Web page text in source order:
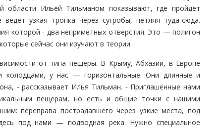
области Ильёй Тильманом показывают, где пройдёт
узкая тропка через сугробы, петляя туда-сюда.
которой - два неприметных отверстия. Это — полигон
сейчас они изучают в теории.
от типа пещеры. В Крыму, Абхазии, в Европе
колодцами, у нас — горизонтальные. Они длинные и
- рассказывает Илья Тильман. - Приглашённые нами
пещерам, но есть и общие точки с нашими
переправа пострадавшего через узкие места, под
под нами — подводная река. Нужно специальное